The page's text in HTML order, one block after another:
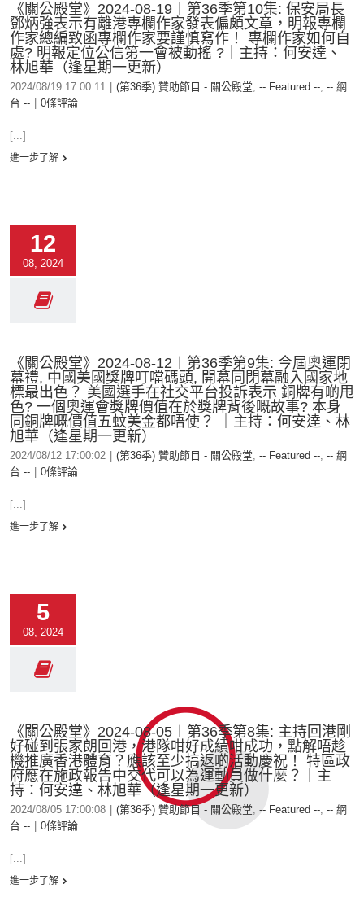
《關公殿堂》2024-08-19︱第36季第10集: 保安局長
鄧炳強表示有離港專欄作家發表偏頗文章，明報專欄
作家總編致函專欄作家要謹慎寫作！ 專欄作家如何自
處? 明報定位公信第一會被動搖 ?｜主持：何安達、
林旭華（逢星期一更新）
2024/08/19 17:00:11 (第36季) 贊助節目 - 關公殿堂, -- Featured --, -- 網
台 --
0條評論
[...]
進一步了解
12
08, 2024
《關公殿堂》2024-08-12︱第36季第9集: 今屆奧運閉
幕禮, 中國美國獎牌叮噹碼頭, 開幕同閉幕融入國家地
標最出色？ 美國選手在社交平台投訴表示 銅牌有啲甩
色? 一個奧運會獎牌價值在於獎牌背後嘅故事? 本身
同銅牌嘅價值五蚊美金都唔使？ ｜主持：何安達、林
旭華（逢星期一更新）
2024/08/12 17:00:02 (第36季) 贊助節目 - 關公殿堂, -- Featured --, -- 網
台 --
0條評論
[...]
進一步了解
5
08, 2024
《關公殿堂》2024-08-05︱第36季第8集: 主持回港剛
好碰到張家朗回港，港隊咁好成績咁成功，點解唔趁
機推廣香港體育？應該至少搞返啲活動慶祝！ 特區政
府應在施政報告中交代可以為運動員做什麼？｜主
持：何安達、林旭華（逢星期一更新）
2024/08/05 17:00:08 (第36季) 贊助節目 - 關公殿堂, -- Featured --, -- 網
台 --
0條評論
[...]
進一步了解